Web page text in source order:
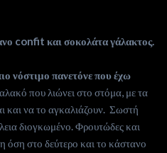
confit και σοκολάτα γάλακτος.
νόστιμο πανετόνε που έχω
που λιώνει στο στόμα, με τα
και να το αγκαλιάζουν. Σωστή
διογκωμένο. Φρουτώδες και
στο δεύτερο και το κάστανο